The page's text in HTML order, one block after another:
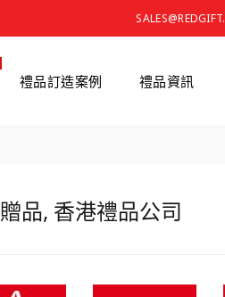
禮品訂造案例 禮品資訊
品, 香港禮品公司